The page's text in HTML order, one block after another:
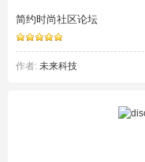
简约时尚社区论坛
作者: 未来科技